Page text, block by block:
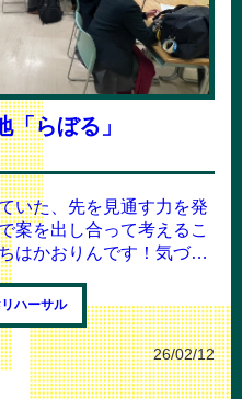
らぼる」
いた、先を見通す力を発
案を出し合って考えるこ
はかおりんです！気づけ
早いですね........
ハーサル
26/02/12